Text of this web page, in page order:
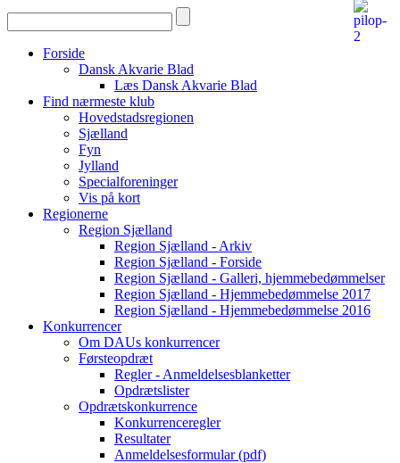
Forside
Dansk Akvarie Blad
Læs Dansk Akvarie Blad
Find nærmeste klub
Hovedstadsregionen
Sjælland
Fyn
Jylland
Specialforeninger
Vis på kort
Regionerne
Region Sjælland
Region Sjælland - Arkiv
Region Sjælland - Forside
Region Sjælland - Galleri, hjemmebedømmelser
Region Sjælland - Hjemmebedømmelse 2017
Region Sjælland - Hjemmebedømmelse 2016
Konkurrencer
Om DAUs konkurrencer
Førsteopdræt
Regler - Anmeldelsesblanketter
Opdrætslister
Opdrætskonkurrence
Konkurrenceregler
Resultater
Anmeldelsesformular (pdf)